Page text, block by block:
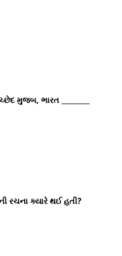
મુજબ, ભારત ________
રચના ક્યારે થઈ હતી?